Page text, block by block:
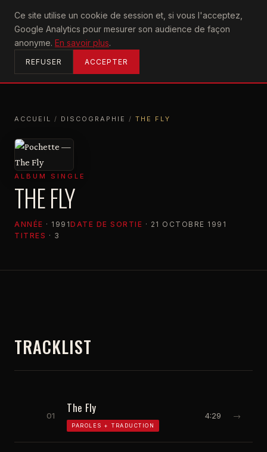
Ce site utilise un cookie de session et, si vous l'acceptez,
Google Analytics pour mesurer son audience de façon
anonyme. En savoir plus.
REFUSER ACCEPTER
U2achtung
ACCUEIL
ACCUEIL / DISCOGRAPHIE / THE FLY
ALBUM SINGLE
THE FLY
ANNÉE · 1991DATE DE SORTIE · 21 OCTOBRE 1991
TITRES · 3
TRACKLIST
01
The Fly
PAROLES + TRADUCTION
4:29 →